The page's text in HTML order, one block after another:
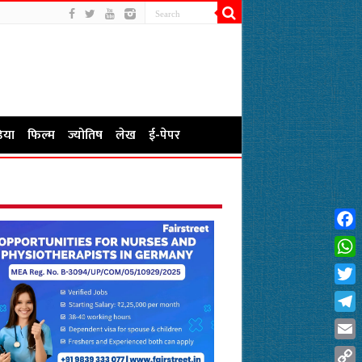
फिल्म ज्योतिष लेख ई-पेपर